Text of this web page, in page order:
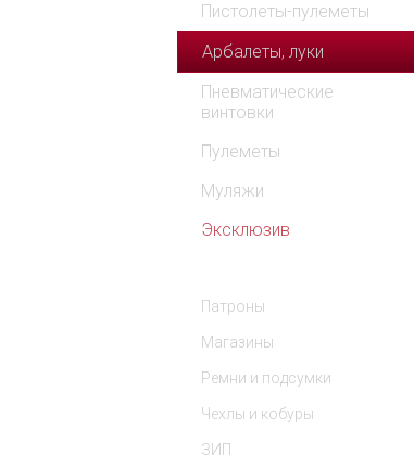
Пистолеты-пулеметы
Арбалеты, луки
Пневматические
винтовки
Пулеметы
Муляжи
Эксклюзив
Патроны
Магазины
Ремни и подсумки
Чехлы и кобуры
ЗИП